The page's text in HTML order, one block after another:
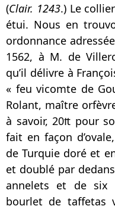
(Clair. 1243.) Le
étui. Nous en
ordonnance
1562, à M. de
qu’il délivre à
« feu vicomte de
Rolant, maître
à savoir, 20₶ pour
fait en façon
de Turquie doré et
et doublé par
annelets et de six
bourlet de taffetas